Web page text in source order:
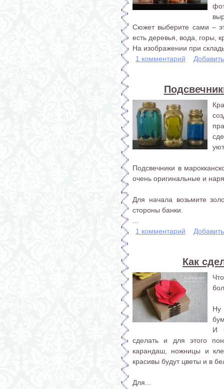
Сюжет выберите сами –
есть деревья, вода, горы,
На изображении при
1 комментарий
Подсвечники в
очень оригинальные и
Для начала возьмите
стороны банки.
1 комментарий
Как
Ну
И
сделать и для этого
карандаш, ножницы и
красивы будут цветы и в
Для...